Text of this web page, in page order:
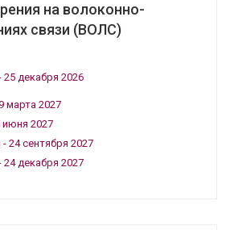
на волоконно-
связи (ВОЛС)
25 декабря 2026
марта 2027
июня 2027
24 сентября 2027
24 декабря 2027